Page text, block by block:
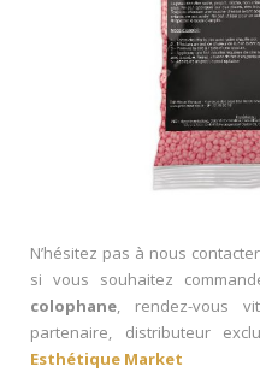
N’hésitez pas à nous
si vous souhaitez
colophane, rendez-vous
partenaire, distributeur
Esthétique Market